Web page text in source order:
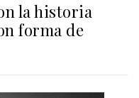
la historia
forma de